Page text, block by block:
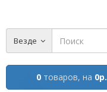
Везде
0 товаров, на 0р.